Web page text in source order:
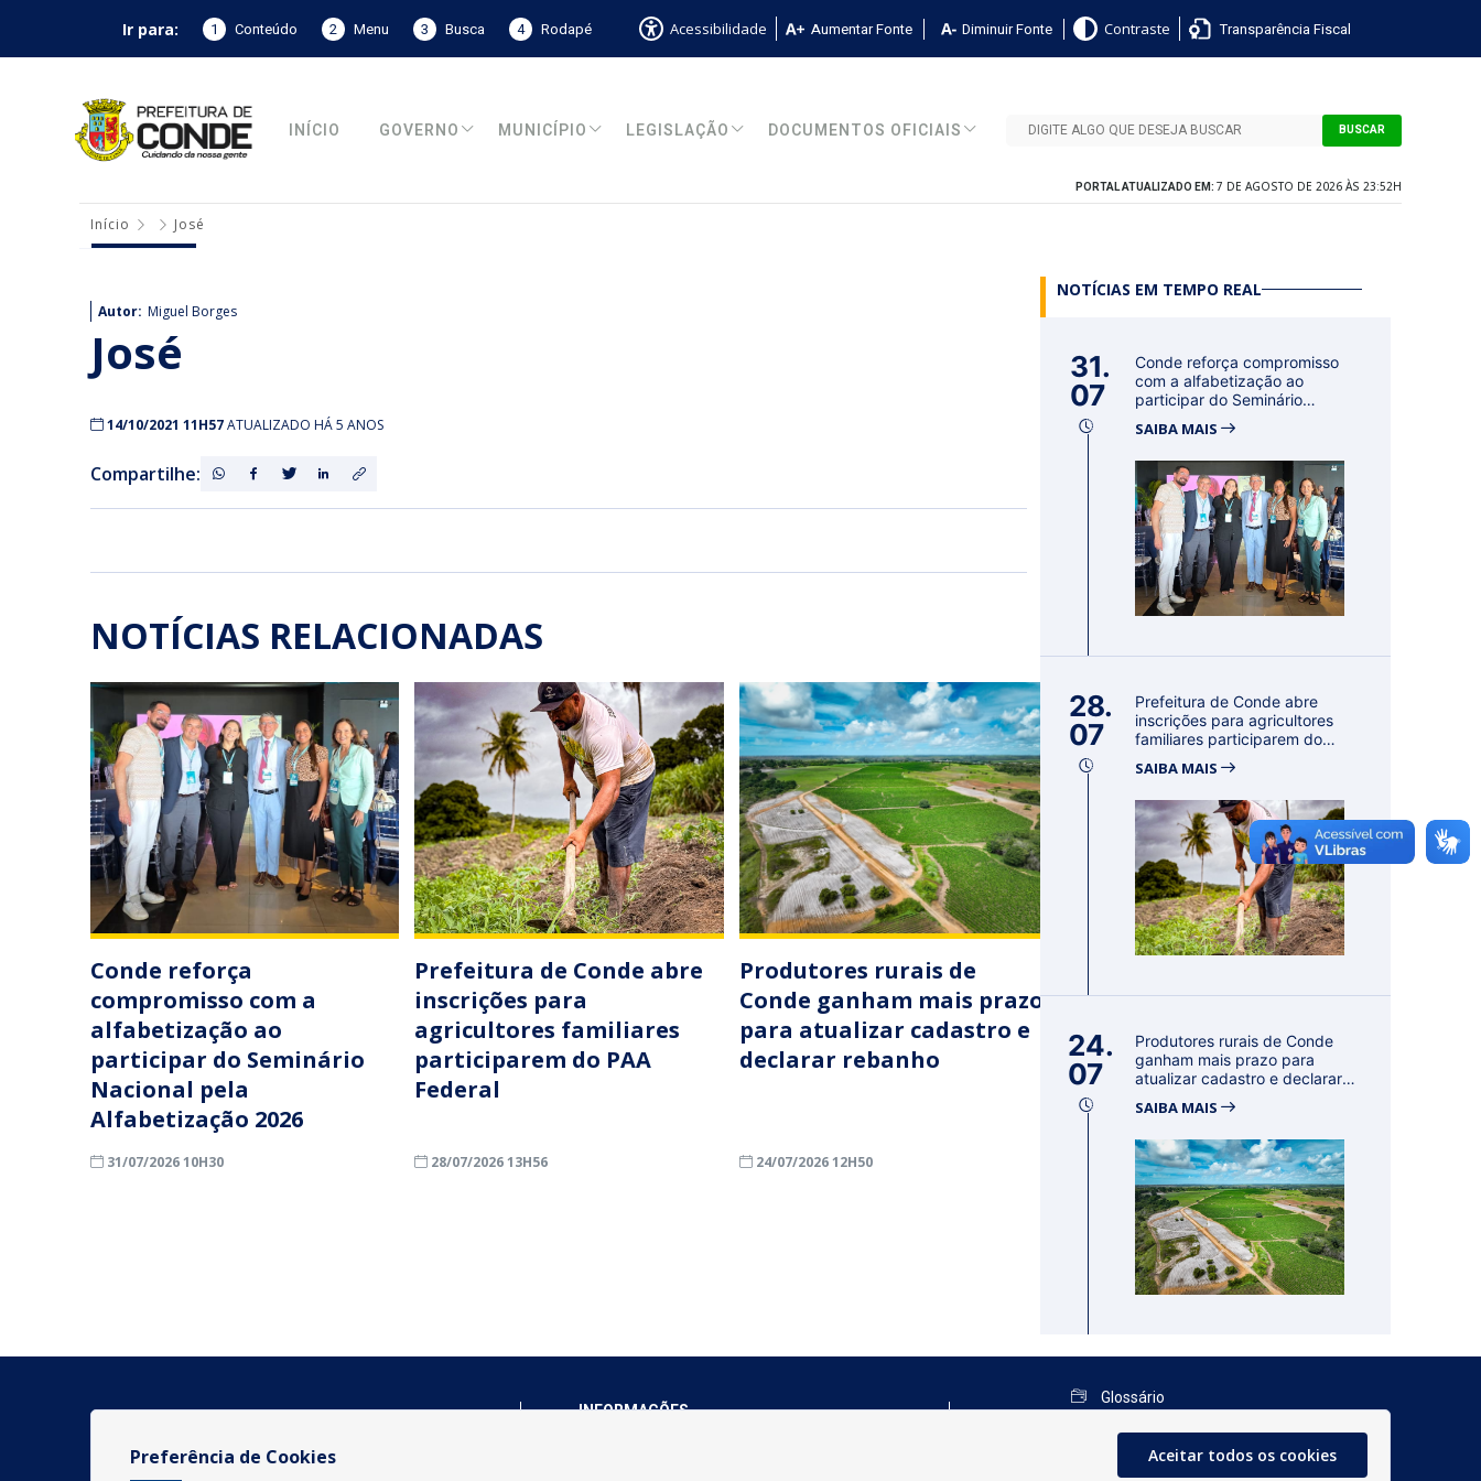
Ir para: 1 Conteúdo 2 Menu 3 Busca 4 Rodapé Acessibilidade Aumentar Fonte Diminuir Fonte Contraste Transparência Fiscal
INÍCIO GOVERNO MUNICÍPIO LEGISLAÇÃO DOCUMENTOS OFICIAIS BUSCAR
PORTAL ATUALIZADO EM: 7 DE AGOSTO DE 2026 ÀS 23:52H
Início José
Autor: Miguel Borges
José
14/10/2021 11H57ATUALIZADO HÁ 5 ANOS
Compartilhe:
NOTÍCIAS RELACIONADAS
Conde reforça
compromisso com a
alfabetização ao
participar do Seminário
Nacional pela
Alfabetização 2026
31/07/2026 10H30
Prefeitura de Conde abre
inscrições para
agricultores familiares
participarem do PAA
Federal
28/07/2026 13H56
Produtores rurais de
Conde ganham mais prazo
para atualizar cadastro e
declarar rebanho
24/07/2026 12H50
NOTÍCIAS EM TEMPO REAL
31.
07
Conde reforça compromisso
com a alfabetização ao
participar do Seminário
SAIBA MAIS
28.
07
Prefeitura de Conde abre
inscrições para agricultores
familiares participarem do
SAIBA MAIS
24.
07
Produtores rurais de Conde
ganham mais prazo para
atualizar cadastro e declarar
SAIBA MAIS
INFORMAÇÕES
Glossário
Mapa do Site
Perguntas Frequentes
Preferência de Cookies Aceitar todos os cookies